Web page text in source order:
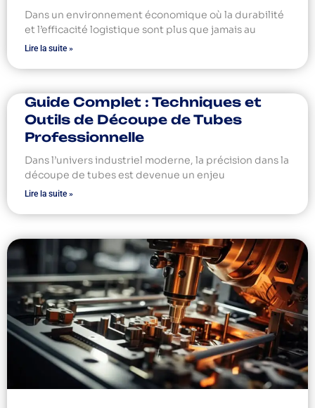
Dans un environnement économique où la durabilité
et l’efficacité logistique sont plus que jamais au
Lire la suite »
Guide Complet : Techniques et
Outils de Découpe de Tubes
Professionnelle
Dans l’univers industriel moderne, la précision dans la
découpe de tubes est devenue un enjeu
Lire la suite »